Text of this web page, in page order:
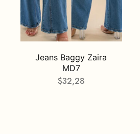
Jeans Baggy Zaira
MD7
$32,28